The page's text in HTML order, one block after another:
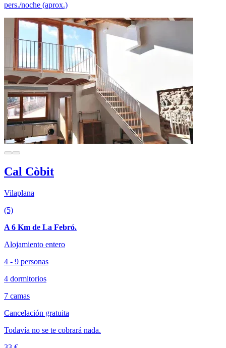
pers./noche (aprox.)
Cal Còbit
Vilaplana
(5)
A 6 Km de La Febró.
Alojamiento entero
4 - 9 personas
4 dormitorios
7 camas
Cancelación gratuita
Todavía no se te cobrará nada.